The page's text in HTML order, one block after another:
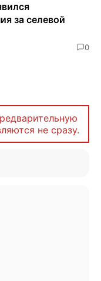
за селевой
0
не сразу.